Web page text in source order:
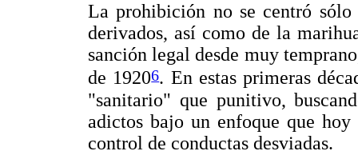
La prohibición no se centró
derivados, así como de la
sanción legal desde muy
de 19206. En estas primeras
"sanitario" que punitivo,
adictos bajo un enfoque que
control de conductas desviadas.